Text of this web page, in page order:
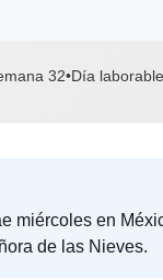
32•Día laborable
miércoles en
de las Nieves.